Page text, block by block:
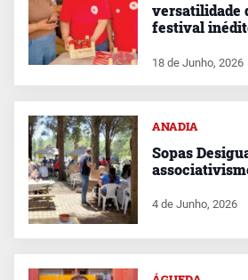
versatilidade
festival
18 de Junho, 2026
ANADIA
Sopas
4 de Junho, 2026